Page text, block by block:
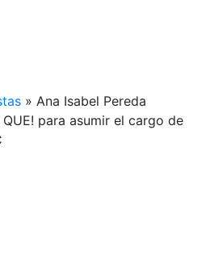
» Ana Isabel Pereda
para asumir el cargo de